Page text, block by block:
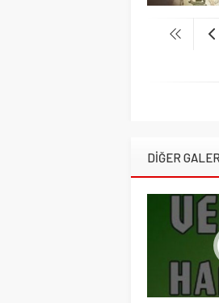
DİĞER